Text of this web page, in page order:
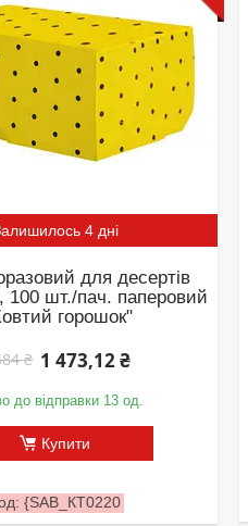
4 дні
для десертів
100 шт./пач. паперовий
горошок"
₴ 1 473,12 ₴
до відправки 13 од.
Купити
{SAB_КТ0220